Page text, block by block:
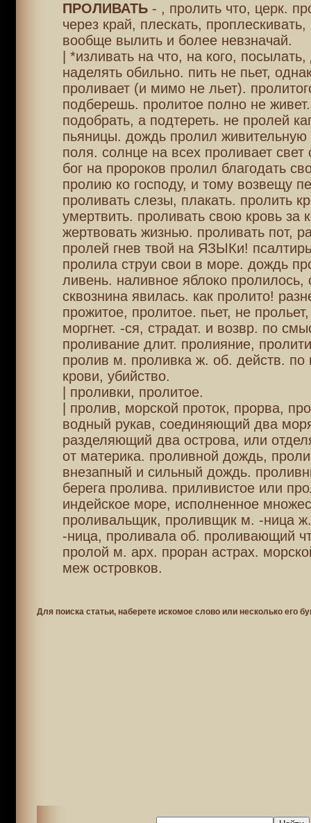
ПРОЛИВАТЬ- , пролить что, церк.
через край, плескать, проплескивать,
вообще вылить и более невзначай.
| *изливать на что, на кого,
наделять обильно. пить не пьет,
проливает (и мимо не льет).
подберешь. пролитое полно не
подобрать, а подтереть. не пролей
пьяницы. дождь пролил живительную
поля. солнце на всех проливает свет
бог на пророков пролил благодать
пролию ко господу, и тому возвещу
проливать слезы, плакать. пролить
умертвить. проливать свою кровь за
жертвовать жизнью. проливать пот,
пролей гнев твой на ЯЗЫКи!
пролила струи свои в море. дождь
ливень. наливное яблоко пролилось,
сквознина явилась. как пролито!
прожитое, пролитое. пьет, не
моргнет. -ся, страдат. и возвр. по
проливание длит. пролияние,
пролив м. проливка ж. об. действ. по
крови, убийство.
| проливки, пролитое.
| пролив, морской проток, прорва,
водный рукав, соединяющий два
разделяющий два острова, или
от материка. проливной дождь,
внезапный и сильный дождь.
берега пролива. приливистое или
индейское море, исполненное
проливальщик, проливщик м. -ница
-ница, проливала об. проливающий
пролой м. арх. проран астрах.
меж островков.
Для поиска статьи, наберете искомое слово или несколько его